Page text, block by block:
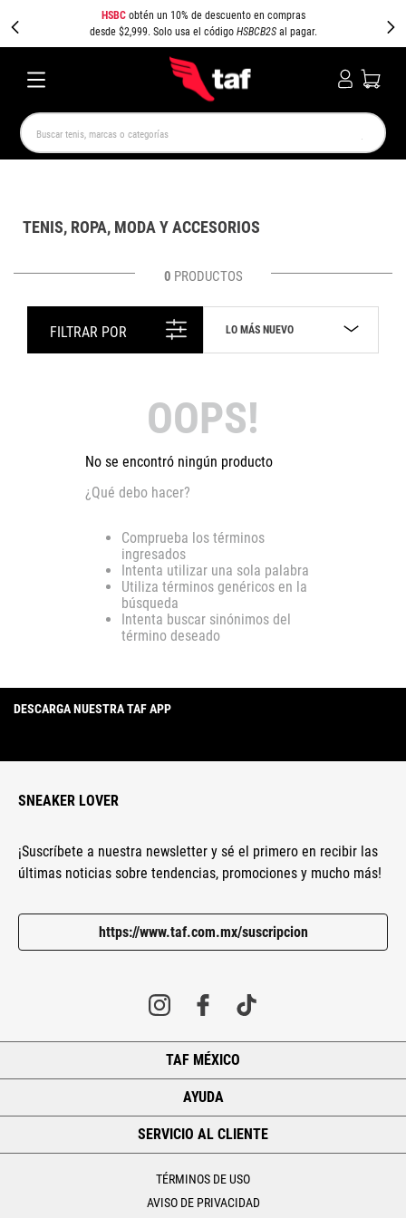
HSBCobtén un 10% de descuento en compras
desde $2,999. Solo usa el código HSBCB2Sal pagar.
Buscar tenis, marcas o categorías
TENIS, ROPA, MODA Y ACCESORIOS
0 PRODUCTOS
FILTRAR POR LO MÁS NUEVO
OOPS!
No se encontró ningún producto
¿Qué debo hacer?
Comprueba los términos
ingresados
Intenta utilizar una sola palabra
Utiliza términos genéricos en la
búsqueda
Intenta buscar sinónimos del
término deseado
DESCARGA NUESTRA TAF APP
SNEAKER LOVER
¡Suscríbete a nuestra newsletter y sé el primero en recibir las
últimas noticias sobre tendencias, promociones y mucho más!
https://www.taf.com.mx/suscripcion
TAF MÉXICO
AYUDA
SERVICIO AL CLIENTE
TÉRMINOS DE USO
AVISO DE PRIVACIDAD
SPEEDCAT JORDAN 1 SPEZIAL